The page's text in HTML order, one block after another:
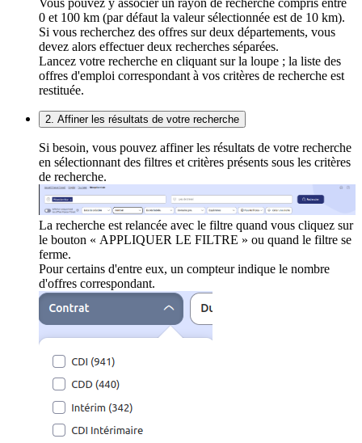
Vous pouvez y associer un rayon de recherche compris entre
0 et 100 km (par défaut la valeur sélectionnée est de 10 km).
Si vous recherchez des offres sur deux départements, vous
devez alors effectuer deux recherches séparées.
Lancez votre recherche en cliquant sur la loupe ; la liste des
offres d'emploi correspondant à vos critères de recherche est
restituée.
2. Affiner les résultats de votre recherche
Si besoin, vous pouvez affiner les résultats de votre recherche
en sélectionnant des filtres et critères présents sous les critères
de recherche.
La recherche est relancée avec le filtre quand vous cliquez sur
le bouton « APPLIQUER LE FILTRE » ou quand le filtre se
ferme.
Pour certains d'entre eux, un compteur indique le nombre
d'offres correspondant.